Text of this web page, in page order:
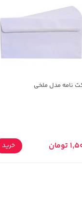
نامه مدل ملخی
تومان خرید